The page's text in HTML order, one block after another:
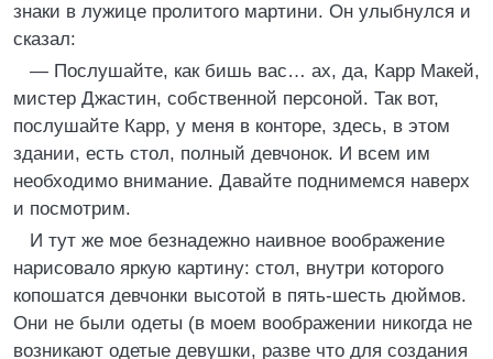
знаки в лужице пролитого мартини. Он улыбнулся и
сказал:
— Послушайте, как бишь вас… ах, да, Карр Макей,
мистер Джастин, собственной персоной. Так вот,
послушайте Карр, у меня в конторе, здесь, в этом
здании, есть стол, полный девчонок. И всем им
необходимо внимание. Давайте поднимемся наверх
и посмотрим.
И тут же мое безнадежно наивное воображение
нарисовало яркую картину: стол, внутри которого
копошатся девчонки высотой в пять-шесть дюймов.
Они не были одеты (в моем воображении никогда не
возникают одетые девушки, разве что для создания